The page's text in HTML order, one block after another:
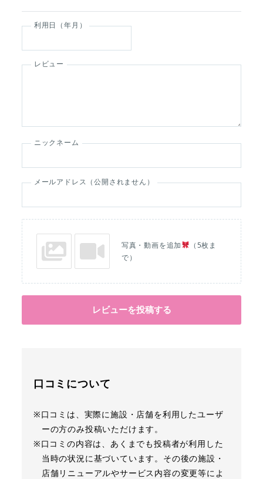
利用日（年月）
レビュー
ニックネーム
メールアドレス（公開されません）
写真・動画を追加
（5枚ま
で）
レビューを投稿する
口コミについて
※口コミは、実際に施設・店舗を利用したユーザ
ーの方のみ投稿いただけます。
※口コミの内容は、あくまでも投稿者が利用した
当時の状況に基づいています。その後の施設・
店舗リニューアルやサービス内容の変更等によ